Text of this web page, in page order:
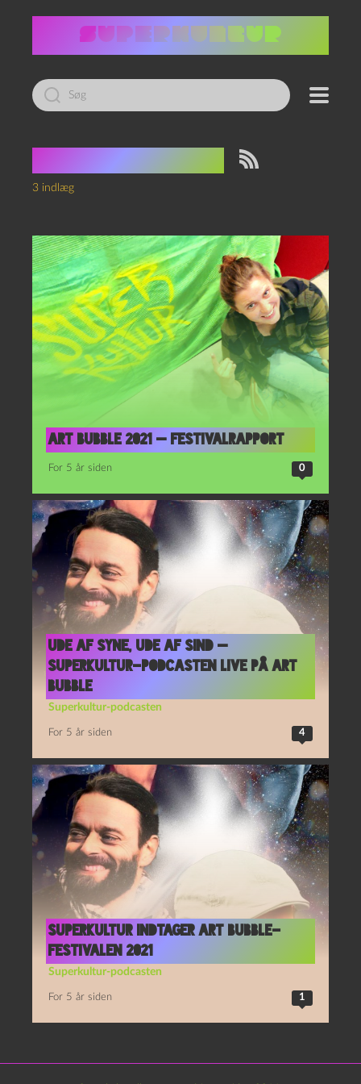
Led
efter:
Art Bubble
3 indlæg
Art Bubble 2021 — festivalrapport
For 5 år siden 0
Ude af syne, ude af sind —
Superkultur-podcasten live på Art
Bubble
Superkultur-podcasten
For 5 år siden 4
Superkultur indtager Art Bubble-
festivalen 2021
Superkultur-podcasten
For 5 år siden 1